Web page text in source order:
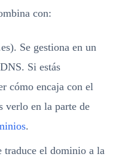
con:
Se gestiona en un
Si estás
cómo encaja con el
verlo en la parte de
.
traduce el dominio a la